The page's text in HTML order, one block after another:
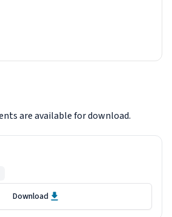
are available for download.
Download